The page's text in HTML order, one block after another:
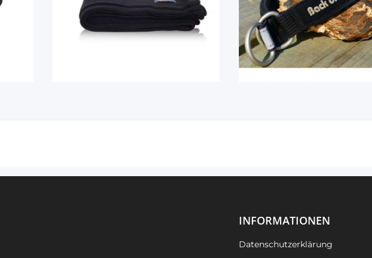
INFORMATIONEN
Datenschutzerklärung